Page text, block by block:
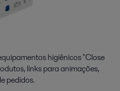
higiênicos "Close
links para animações,
pedidos.